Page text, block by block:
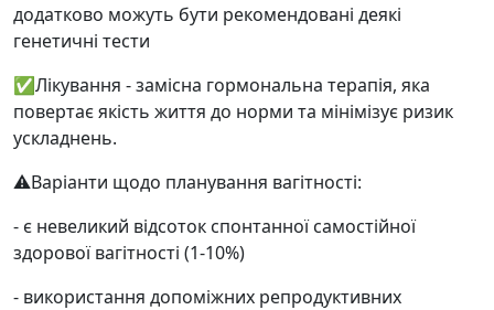
додатково можуть бути рекомендовані деякі
генетичні тести
✅Лікування - замісна гормональна терапія, яка
повертає якість життя до норми та мінімізує ризик
ускладнень.
⚠️Варіанти щодо планування вагітності:
⁃ є невеликий відсоток спонтанної самостійної
здорової вагітності (1-10%)
⁃ використання допоміжних репродуктивних